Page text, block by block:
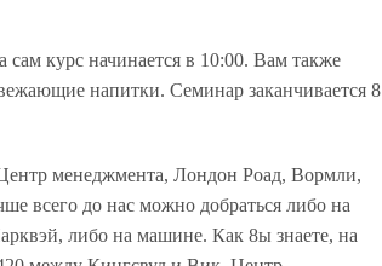
сам курс начинается в 10:00. Вам также
напитки. Семинар заканчивается 8
менеджмента, Лондон Роад, Вормли,
всего до нас можно добраться либо на
либо на машине. Как 8ы знаете, на